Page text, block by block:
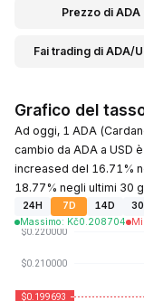
Prezzo di ADA
Fai trading di ADA/
Grafico del
Ad oggi, 1 ADA
cambio da ADA a USD
increased del 16.71%
18.77% negli ultimi 30
24H 7D 14D
Massimo: Kč0.208704